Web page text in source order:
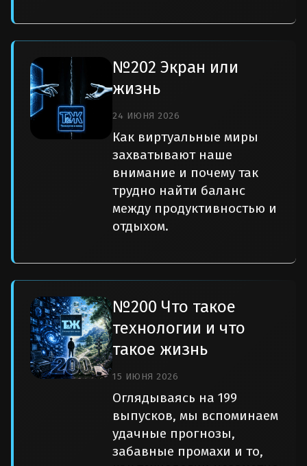
№202 Экран или
жизнь
24 ИЮНЯ 2026
Как виртуальные миры
захватывают наше
внимание и почему так
трудно найти баланс
между продуктивностью и
отдыхом.
№200 Что такое
технологии и что
такое жизнь
15 ИЮНЯ 2026
Оглядываясь на 199
выпусков, мы вспоминаем
удачные прогнозы,
забавные промахи и то,